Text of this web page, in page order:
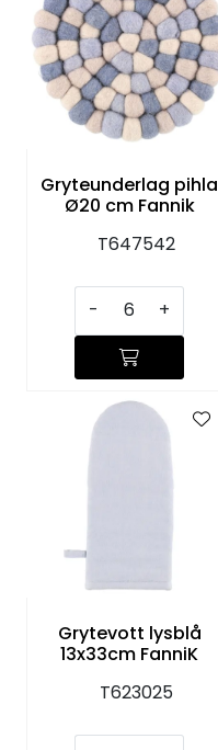
Gryteunderlag pihla
Ø20 cm Fannik
T647542
- +
Grytevott lysblå
13x33cm FanniK
T623025